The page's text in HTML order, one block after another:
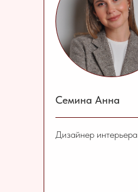
Дизайнер интерьера
Семина Анна